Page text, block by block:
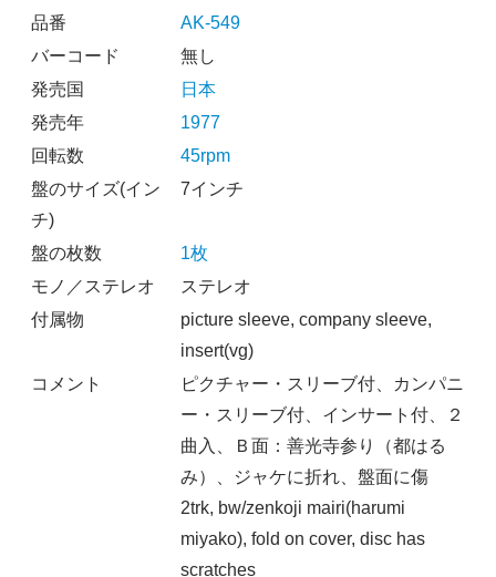
品番
AK-549
バーコード
無し
発売国
日本
発売年
1977
回転数
45rpm
盤のサイズ(イン
チ)
7インチ
盤の枚数
1枚
モノ／ステレオ
ステレオ
付属物
picture sleeve, company sleeve,
insert(vg)
コメント
ピクチャー・スリーブ付、カンパニ
ー・スリーブ付、インサート付、２
曲入、Ｂ面：善光寺参り（都はる
み）、ジャケに折れ、盤面に傷
2trk, bw/zenkoji mairi(harumi
miyako), fold on cover, disc has
scratches